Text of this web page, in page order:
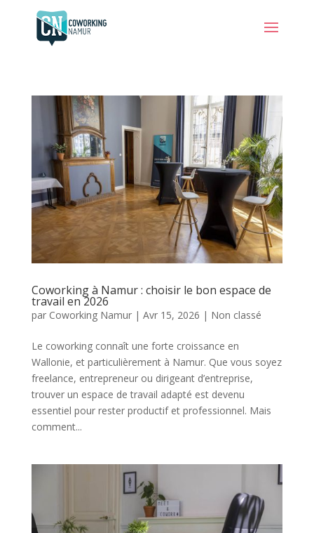
Coworking à Namur : choisir le bon espace de
travail en 2026
par Coworking Namur| Avr 15, 2026 | Non classé
Le coworking connaît une forte croissance en
Wallonie, et particulièrement à Namur. Que vous soyez
freelance, entrepreneur ou dirigeant d’entreprise,
trouver un espace de travail adapté est devenu
essentiel pour rester productif et professionnel. Mais
comment...